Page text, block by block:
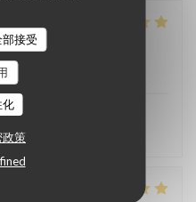
接受
化
政策
比